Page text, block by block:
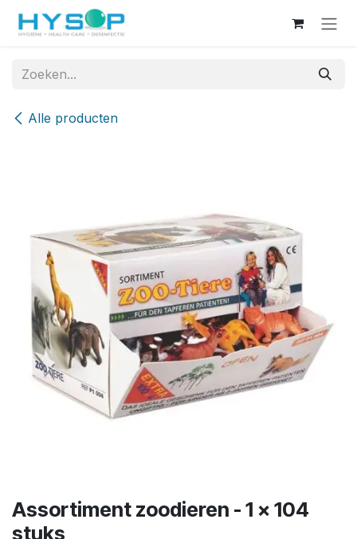
Overslaan naar inhoud
Alle producten
Assortiment zoodieren - 1 x 104
stuks